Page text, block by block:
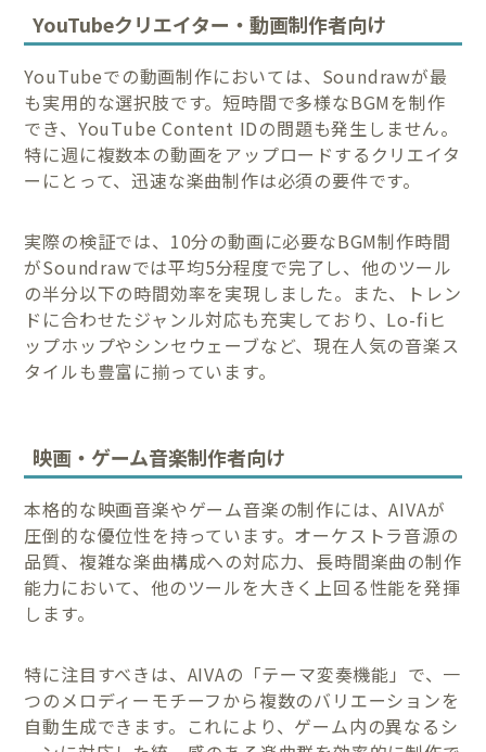
YouTubeクリエイター・動画制作者向け
YouTubeでの動画制作においては、Soundrawが最
も実用的な選択肢です。短時間で多様なBGMを制作
でき、YouTube Content IDの問題も発生しません。
特に週に複数本の動画をアップロードするクリエイタ
ーにとって、迅速な楽曲制作は必須の要件です。
実際の検証では、10分の動画に必要なBGM制作時間
がSoundrawでは平均5分程度で完了し、他のツール
の半分以下の時間効率を実現しました。また、トレン
ドに合わせたジャンル対応も充実しており、Lo-fiヒ
ップホップやシンセウェーブなど、現在人気の音楽ス
タイルも豊富に揃っています。
映画・ゲーム音楽制作者向け
本格的な映画音楽やゲーム音楽の制作には、AIVAが
圧倒的な優位性を持っています。オーケストラ音源の
品質、複雑な楽曲構成への対応力、長時間楽曲の制作
能力において、他のツールを大きく上回る性能を発揮
します。
特に注目すべきは、AIVAの「テーマ変奏機能」で、一
つのメロディーモチーフから複数のバリエーションを
自動生成できます。これにより、ゲーム内の異なるシ